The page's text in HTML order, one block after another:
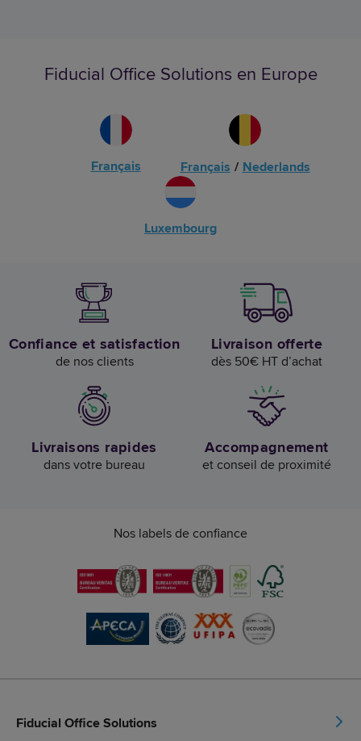
Fiducial Office Solutions en Europe
Français Français / Nederlands
Luxembourg
Confiance et satisfaction
de nos clients
Livraison offerte
dès 50€ HT d’achat
Livraisons rapides
dans votre bureau
Accompagnement
et conseil de proximité
Nos labels de confiance
Fiducial Office Solutions